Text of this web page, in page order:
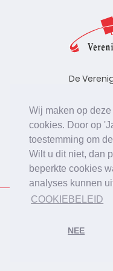
Wij maken op
cookies. Door op
toestemming om
Wilt u dit niet, dan
beperkte cookies
analyses kunnen
COOKIEBELEID
NEE
De
2026 © De